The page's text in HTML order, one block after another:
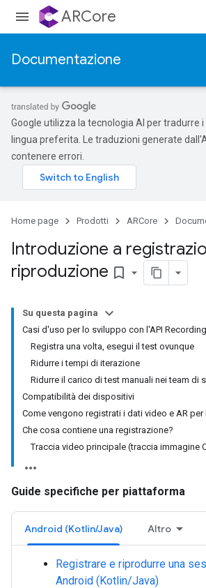
ARCore
Documentazione
Google utilizza la tecnologia AI per tradurre
lingua preferita. Le traduzioni generate
contenere errori.
Home page Prodotti ARCore
Introduzione a
riproduzione bookmark_border
Su questa pagina
Casi d'uso per lo sviluppo con l'API
Registra una volta, esegui il test ovunque
Ridurre i tempi di iterazione
Ridurre il carico di test manuali nei team di
Compatibilità dei dispositivi
Come vengono registrati i dati video e AR
Che cosa contiene una registrazione?
Traccia video principale (traccia immagine
Guide specifiche per piattaforma
Android (Kotlin/Java) Altro
Registrare e riprodurre una
Android (Kotlin/Java)